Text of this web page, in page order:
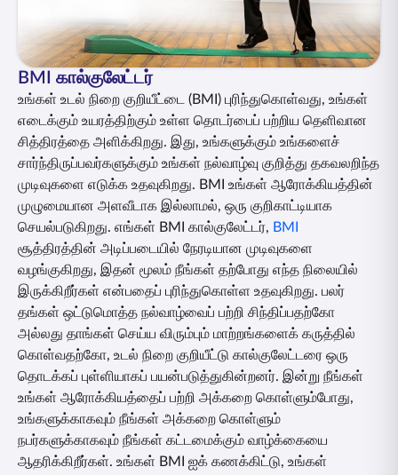
ஆன்லைனில் வாங்குங்கள் பிரீமியம் செலுத்துங்கள்
1800 267 9090
BMI கால்குலேட்டர்
உங்கள் உடல் நிறை குறியீட்டை (BMI) புரிந்துகொள்வது, உங்கள்
எடைக்கும் உயரத்திற்கும் உள்ள தொடர்பைப் பற்றிய தெளிவான
சித்திரத்தை அளிக்கிறது. இது, உங்களுக்கும் உங்களைச்
சார்ந்திருப்பவர்களுக்கும் உங்கள் நல்வாழ்வு குறித்து தகவலறிந்த
முடிவுகளை எடுக்க உதவுகிறது. BMI உங்கள் ஆரோக்கியத்தின்
முழுமையான அளவீடாக இல்லாமல், ஒரு குறிகாட்டியாக
செயல்படுகிறது. எங்கள் BMI கால்குலேட்டர், BMI
சூத்திரத்தின் அடிப்படையில் நேரடியான முடிவுகளை
வழங்குகிறது, இதன் மூலம் நீங்கள் தற்போது எந்த நிலையில்
இருக்கிறீர்கள் என்பதைப் புரிந்துகொள்ள உதவுகிறது. பலர்
தங்கள் ஒட்டுமொத்த நல்வாழ்வைப் பற்றி சிந்திப்பதற்கோ
அல்லது தாங்கள் செய்ய விரும்பும் மாற்றங்களைக் கருத்தில்
கொள்வதற்கோ, உடல் நிறை குறியீட்டு கால்குலேட்டரை ஒரு
தொடக்கப் புள்ளியாகப் பயன்படுத்துகின்றனர். இன்று நீங்கள்
உங்கள் ஆரோக்கியத்தைப் பற்றி அக்கறை கொள்ளும்போது,
உங்களுக்காகவும் நீங்கள் அக்கறை கொள்ளும்
நபர்களுக்காகவும் நீங்கள் கட்டமைக்கும் வாழ்க்கையை
ஆதரிக்கிறீர்கள். உங்கள் BMI ஐக் கணக்கிட்டு, உங்கள்